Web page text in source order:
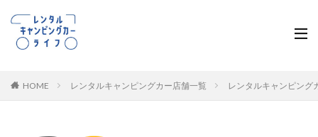
HOME レンタルキャンピングカー店舗一覧 レンタルキャンピング